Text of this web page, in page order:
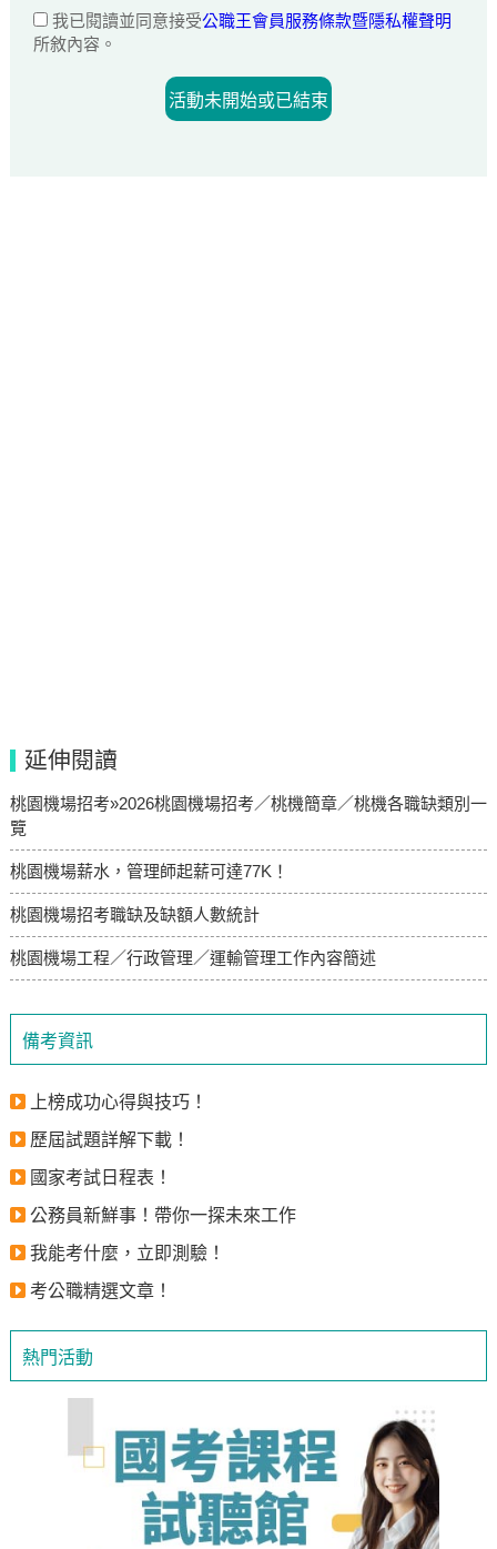
備考資訊
上榜成功心得與技巧！
歷屆試題詳解下載！
國家考試日程表！
公務員新鮮事！帶你一探未來工作
我能考什麼，立即測驗！
考公職精選文章！
熱門活動
我已閱讀並同意接受公職王會員服務條款暨隱私權聲明
所敘內容。
活動未開始或已結束
延伸閱讀
桃園機場招考»2026桃園機場招考／桃機簡章／桃機各職缺類別一
覽
桃園機場薪水，管理師起薪可達77K！
桃園機場招考職缺及缺額人數統計
桃園機場工程／行政管理／運輸管理工作內容簡述